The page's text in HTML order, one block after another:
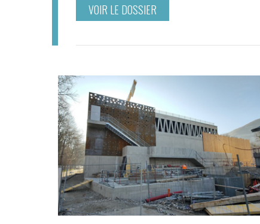
VOIR LE DOSSIER